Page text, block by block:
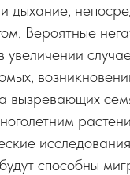
дыхание,
Вероятные
увеличении
вызревающих
способны